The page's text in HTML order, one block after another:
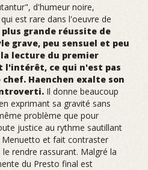
d'humeur noire,
est rare dans l'oeuvre de
grande réussite de
grave, peu sensuel et peu
la lecture du premier
ce qui n'est pas
Haenchen exalte son
Il donne beaucoup
exprimant sa gravité sans
problème que pour
justice au rythme sautillant
Menuetto et fait contraster
rendre rassurant. Malgré la
du Presto final est